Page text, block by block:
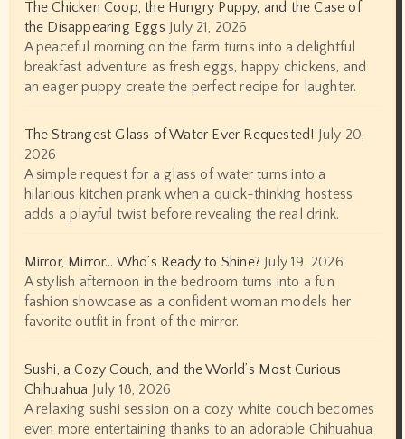
The Chicken Coop, the Hungry Puppy, and the Case of
the Disappearing Eggs July 21, 2026
A peaceful morning on the farm turns into a delightful
breakfast adventure as fresh eggs, happy chickens, and
an eager puppy create the perfect recipe for laughter.
The Strangest Glass of Water Ever Requested! July 20,
2026
A simple request for a glass of water turns into a
hilarious kitchen prank when a quick-thinking hostess
adds a playful twist before revealing the real drink.
Mirror, Mirror… Who’s Ready to Shine? July 19, 2026
A stylish afternoon in the bedroom turns into a fun
fashion showcase as a confident woman models her
favorite outfit in front of the mirror.
Sushi, a Cozy Couch, and the World’s Most Curious
Chihuahua July 18, 2026
A relaxing sushi session on a cozy white couch becomes
even more entertaining thanks to an adorable Chihuahua